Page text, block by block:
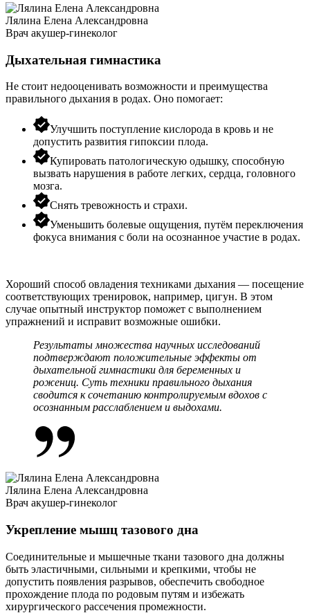
Лялина Елена Александровна
Врач акушер-гинеколог
Дыхательная гимнастика
Не стоит недооценивать возможности и преимущества
правильного дыхания в родах. Оно помогает:
Улучшить поступление кислорода в кровь и не
допустить развития гипоксии плода.
Купировать патологическую одышку, способную
вызвать нарушения в работе легких, сердца, головного
мозга.
Снять тревожность и страхи.
Уменьшить болевые ощущения, путём переключения
фокуса внимания с боли на осознанное участие в родах.
Хороший способ овладения техниками дыхания — посещение
соответствующих тренировок, например, цигун. В этом
случае опытный инструктор поможет с выполнением
упражнений и исправит возможные ошибки.
Результаты множества научных исследований
подтверждают положительные эффекты от
дыхательной гимнастики для беременных и
рожениц. Суть техники правильного дыхания
сводится к сочетанию контролируемым вдохов с
осознанным расслаблением и выдохами.
Лялина Елена Александровна
Врач акушер-гинеколог
Укрепление мышц тазового дна
Соединительные и мышечные ткани тазового дна должны
быть эластичными, сильными и крепкими, чтобы не
допустить появления разрывов, обеспечить свободное
прохождение плода по родовым путям и избежать
хирургического рассечения промежности.